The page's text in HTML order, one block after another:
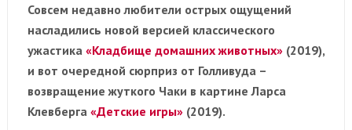
Совсем недавно любители острых ощущений
насладились новой версией классического
ужастика «Кладбище домашних животных»(2019),
и вот очередной сюрприз от Голливуда –
возвращение жуткого Чаки в картине Ларса
Клевберга «Детские игры»(2019).